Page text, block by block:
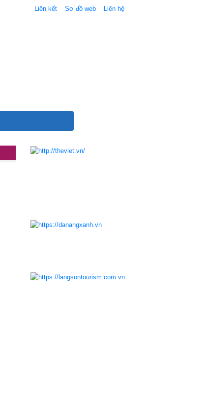
Liên kết Sơ đồ web Liên hệ